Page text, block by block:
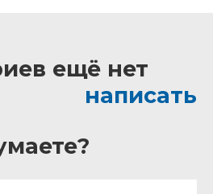
ещё нет
написать